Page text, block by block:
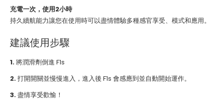
充電一次，使用2小時
持久續航能力讓您在使用時可以盡情體驗多種感官享受、模式和應用。
建議使用步驟
1.將潤滑劑倒進 F1s
2.打開開關並慢慢進入，進入後 F1s 會感應到並自動開始運作。
3.盡情享受歡愉！